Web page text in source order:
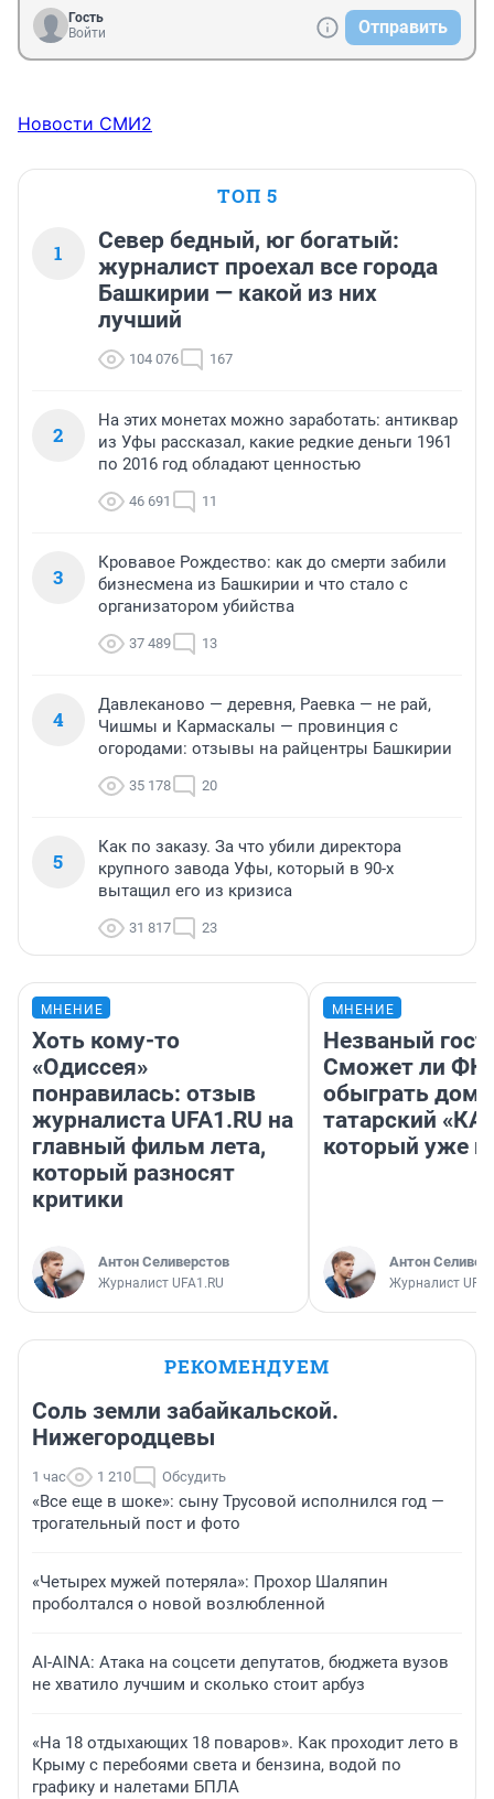
Гость
Войти
Отправить
Новости СМИ2
ТОП 5
1
Север бедный, юг богатый:
журналист проехал все города
Башкирии — какой из них
лучший
104 076 167
2
На этих монетах можно заработать: антиквар
из Уфы рассказал, какие редкие деньги 1961
по 2016 год обладают ценностью
46 691 11
3
Кровавое Рождество: как до смерти забили
бизнесмена из Башкирии и что стало с
организатором убийства
37 489 13
4
Давлеканово — деревня, Раевка — не рай,
Чишмы и Кармаскалы — провинция с
огородами: отзывы на райцентры Башкирии
35 178 20
5
Как по заказу. За что убили директора
крупного завода Уфы, который в 90-х
вытащил его из кризиса
31 817 23
МНЕНИЕ
Хоть кому-то
«Одиссея»
понравилась: отзыв
журналиста UFA1.RU на
главный фильм лета,
который разносят
критики
Антон Селиверстов
Журналист UFA1.RU
МНЕНИЕ
Незваный
Сможет ли ФК
обыграть дома
татарский
который уже
Антон
Журналист
РЕКОМЕНДУЕМ
Соль земли забайкальской.
Нижегородцевы
1 час 1 210 Обсудить
«Все еще в шоке»: сыну Трусовой исполнился год —
трогательный пост и фото
«Четырех мужей потеряла»: Прохор Шаляпин
проболтался о новой возлюбленной
AI-AINA: Атака на соцсети депутатов, бюджета вузов
не хватило лучшим и сколько стоит арбуз
«На 18 отдыхающих 18 поваров». Как проходит лето в
Крыму с перебоями света и бензина, водой по
графику и налетами БПЛА